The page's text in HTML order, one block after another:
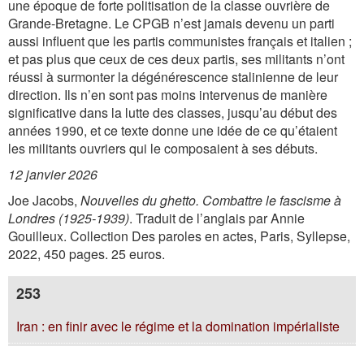
une époque de forte politisation de la classe ouvrière de
Grande-Bretagne. Le CPGB n’est jamais devenu un parti
aussi influent que les partis communistes français et italien ;
et pas plus que ceux de ces deux partis, ses militants n’ont
réussi à surmonter la dégénérescence stalinienne de leur
direction. Ils n’en sont pas moins intervenus de manière
significative dans la lutte des classes, jusqu’au début des
années 1990, et ce texte donne une idée de ce qu’étaient
les militants ouvriers qui le composaient à ses débuts.
12 janvier 2026
Joe Jacobs, Nouvelles du ghetto. Combattre le fascisme à
Londres (1925-1939). Traduit de l’anglais par Annie
Gouilleux. Collection Des paroles en actes, Paris, Syllepse,
2022, 450 pages. 25 euros.
253
Iran : en finir avec le régime et la domination impérialiste